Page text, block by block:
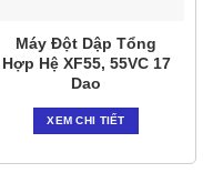
Máy Đột Dập Tổng
Hợp Hệ XF55, 55VC 17
Dao
XEM CHI TIẾT